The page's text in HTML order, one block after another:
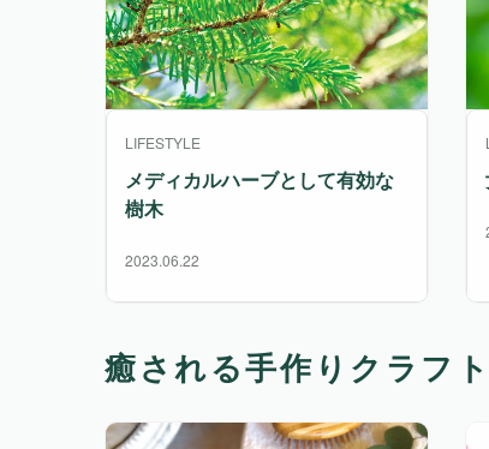
LIFESTYLE
メディカルハーブとして有効な
樹木
2023.06.22
癒される手作りクラフ